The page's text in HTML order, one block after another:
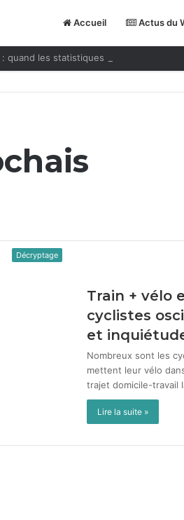
Accueil Actus du
quand les statistiques nous jouent des
Décryptage
Train + vélo
cyclistes
et
Nom­breux sont les
met­tent leur vélo
tra­jet domi­cile-tra­vail
Lire la suite »